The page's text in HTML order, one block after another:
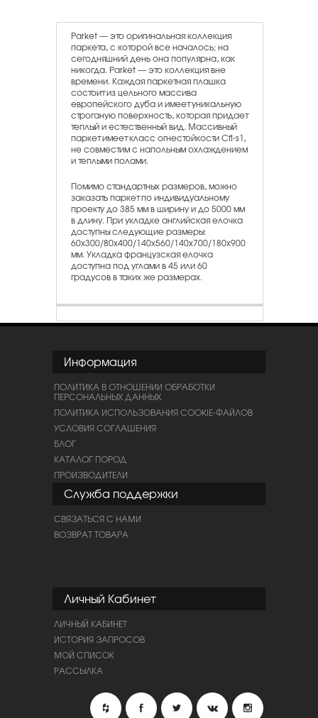
Parket — это оригинальная коллекция
паркета, с которой все началось; на
сегодняшний день она популярна, как
никогда. Parket — это коллекция вне
времени. Каждая паркетная плашка
состоит из цельного массива
европейского дуба и имеет уникальную
строганую поверхность, которая придает
теплый и естественный вид. Массивный
паркет имеет класс огнестойкости Cfl-s1,
не совместим с напольным охлаждением
и теплыми полами.
Помимо стандартных размеров, можно
заказать паркет по индивидуальному
проекту до 385 мм в ширину и до 5000 мм
в длину. При укладке английская елочка
доступны следующие размеры:
60х300/80х400/140x560/140x700/180x900
мм. Укладка французская елочка
доступна под углами в 45 или 60
градусов в таких же размерах.
Информация
ПОЛИТИКА В ОТНОШЕНИИ ОБРАБОТКИ
ПЕРСОНАЛЬНЫХ ДАННЫХ
ПОЛИТИКА ИСПОЛЬЗОВАНИЯ COOKIE-ФАЙЛОВ
УСЛОВИЯ СОГЛАШЕНИЯ
БЛОГ
КАТАЛОГ ПОРОД
ПРОИЗВОДИТЕЛИ
Служба поддержки
СВЯЗАТЬСЯ С НАМИ
ВОЗВРАТ ТОВАРА
Личный Кабинет
ЛИЧНЫЙ КАБИНЕТ
ИСТОРИЯ ЗАПРОСОВ
МОЙ СПИСОК
РАССЫЛКА